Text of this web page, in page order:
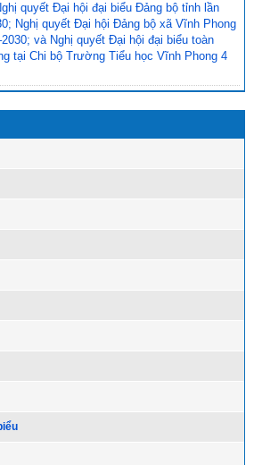
“Công trình xây nhà khuyến học năm
vượt khó học giỏi hiện chưa có nhà
quyết Đại hội đại biểu Đảng bộ tỉnh lần
Nghị quyết Đại hội Đảng bộ xã Vĩnh Phong
và Nghị quyết Đại hội đại biểu toàn
tại Chi bộ Trường Tiểu học Vĩnh Phong 4